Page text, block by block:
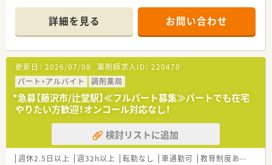
≪企業の特徴≫
■東証プライム上場企業のグループ会社です。
■全国で300店舗以上展開しております。
■店舗ごと個性的で地域に貢献できる店舗作りをしておりま
す。
■異動に関しては通勤圏内と転居可能に分かれるため無理な異
動はなく、生活環境によって選ぶことが出来ます！
■薬剤師業務をバックアップするための作業の機械化、システム
化を積極的に推進しております。
■財形貯蓄や従業員持株会、永年勤続表彰など福利厚生も充実！
■有給休暇平均取得日数11.3日と多く、全社的取得しやすい環境
が整っております。
■年間休日120日以上、産休育休取得率は100％！
■従業員は様々なバックグラウンドの方がいらっしゃる為、中途
詳細を見る お問い合わせ
更新日： 2026/07/08 薬剤師求人ID： 220470
パート・アルバイト
調剤薬局
*急募【藤沢市/辻堂駅】≪フルパート募集≫パートでも在宅
やりたい方歓迎！オンコール対応なし！
検討リストに追加
週休2.5日以上 週32h以上 転勤なし 車通勤可 教育制度あり